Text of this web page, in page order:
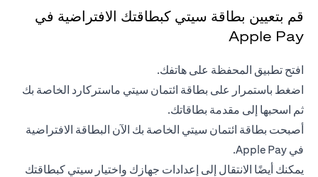
قم بتعيين بطاقة سيتي كبطاقتك الافتراضية في
Apple Pay
افتح تطبيق المحفظة على هاتفك.
اضغط باستمرار على بطاقة ائتمان سيتي ماستركارد الخاصة بك
ثم اسحبها إلى مقدمة بطاقاتك.
أصبحت بطاقة ائتمان سيتي الخاصة بك الآن البطاقة الافتراضية
في Apple Pay.
يمكنك أيضًا الانتقال إلى إعدادات جهازك واختيار سيتي كبطاقتك